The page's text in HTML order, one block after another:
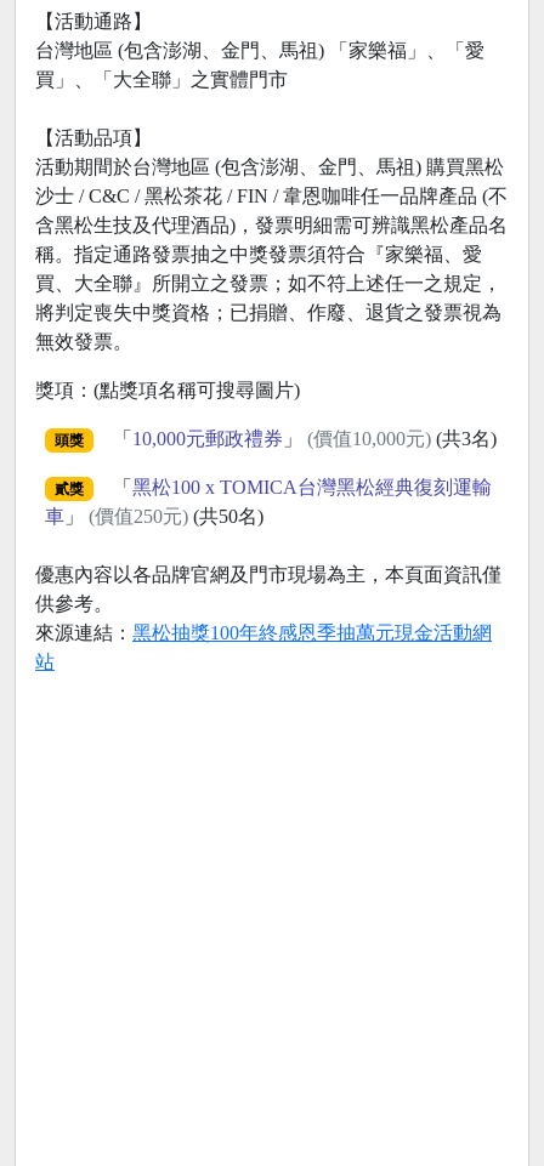
【活動通路】
台灣地區 (包含澎湖、金門、馬祖) 「家樂福」、「愛
買」、「大全聯」之實體門市
【活動品項】
活動期間於台灣地區 (包含澎湖、金門、馬祖) 購買黑松
沙士 / C&C / 黑松茶花 / FIN / 韋恩咖啡任一品牌產品 (不
含黑松生技及代理酒品)，發票明細需可辨識黑松產品名
稱。指定通路發票抽之中獎發票須符合『家樂福、愛
買、大全聯』所開立之發票；如不符上述任一之規定，
將判定喪失中獎資格；已捐贈、作廢、退貨之發票視為
無效發票。
獎項：(點獎項名稱可搜尋圖片)
頭獎 「 10,000元郵政禮券 」 (價值10,000元)(共3名)
貳獎 「 黑松100 x TOMICA台灣黑松經典復刻運輸
車 」 (價值250元) (共50名)
優惠內容以各品牌官網及門市現場為主，本頁面資訊僅
供參考。
來源連結： 黑松抽獎100年終感恩季抽萬元現金活動網
站